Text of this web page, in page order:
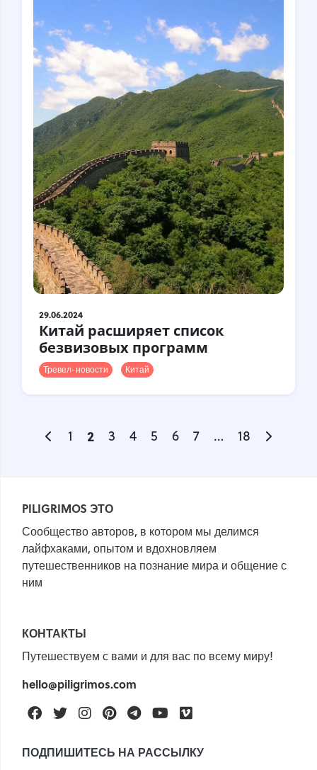
29.06.2024
Китай расширяет список
безвизовых программ
Тревел-новости Китай
1 2 3 4 5 6 7 … 18
PILIGRIMOS ЭТО
Сообщество авторов, в котором мы делимся
лайфхаками, опытом и вдохновляем
путешественников на познание мира и общение с
ним
КОНТАКТЫ
Путешествуем с вами и для вас по всему миру!
hello@piligrimos.com
FacebookTwitterInstagramPinterestTelegramYoutube
ПОДПИШИТЕСЬ НА РАССЫЛКУ